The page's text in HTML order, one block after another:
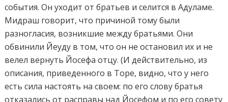
события. Он уходит от братьев и селится в Адуламе.
Мидраш говорит, что причиной тому были
разногласия, возникшие между братьями. Они
обвинили Йеуду в том, что он не остановил их и не
велел вернуть Йосефа отцу. (И действительно, из
описания, приведенного в Торе, видно, что у него
есть сила настоять на своем: по его слову братья
отказались от расправы над Йосефом и по его совету